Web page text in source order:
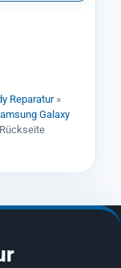
Reparatur»
Galaxy